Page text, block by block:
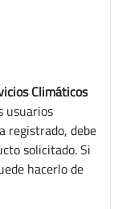
Climáticos
usuarios
registrado, debe
solicitado. Si
hacerlo de